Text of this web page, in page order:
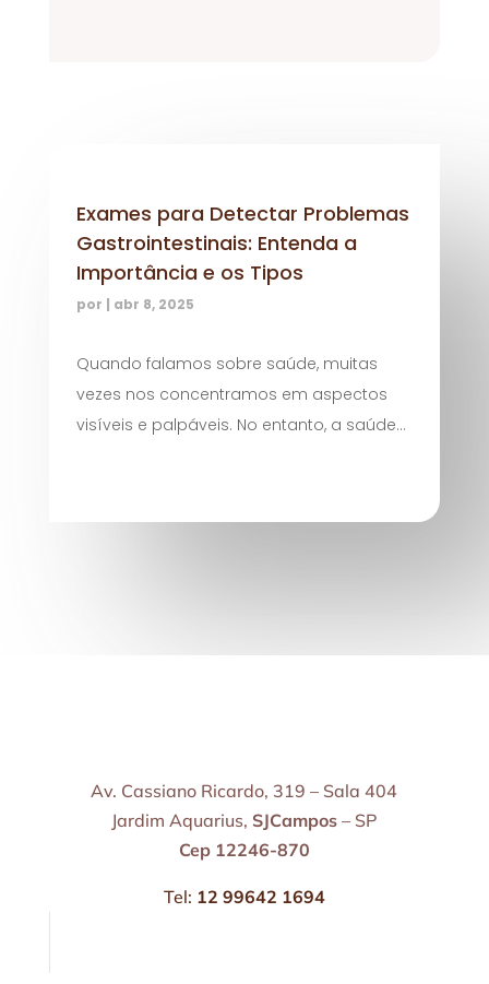
Exames para Detectar Problemas
Gastrointestinais: Entenda a
Importância e os Tipos
por | abr 8, 2025
Quando falamos sobre saúde, muitas
vezes nos concentramos em aspectos
visíveis e palpáveis. No entanto, a saúde...
Av. Cassiano Ricardo, 319 – Sala 404
Jardim Aquarius, SJCampos – SP
Cep 12246-870
Tel: 12 99642 1694